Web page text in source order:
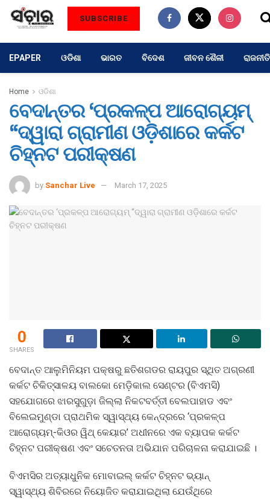
SUBSCRIBE
EPAPER ଓଡିଶା ଭାରତ ବିଦେଶ ଜୀବନ ଶୈଳୀ ରାଜନୀତି
Home ଓଡିଶା
ବେଦାନ୍ତର ‘ପ୍ରକଳ୍ପ ଆରୋଗ୍ୟମ୍
“ଦ୍ୱାରା ଗ୍ରାମୀଣ ଓଡ଼ିଶାରେ କର୍କଟ
ଚିହ୍ନଟ ପରୀକ୍ଷଣ
by Sanchar Live March 17, 2025
0
SHARES
ବେଦାନ୍ତ ଆଲୁମିନିୟମ ପକ୍ଷରୁ ଛତିଶଗଡର ରାୟପୁର ସ୍ଥିତ ଅଗ୍ରଣୀ
କର୍କଟ ଚିକିତ୍ସାଳୟ ବାଲକୋ ମେଡ଼ିକାଲ ସେଣ୍ଟର (ବିଏମସି)
ସହଯୋଗରେ ଝାରସୁଗୁଡ଼ା ଜିଲ୍ଲା ନିକଟବର୍ତ୍ତୀ ବେଲପାହାଡ ଏବଂ
ବିଲେଇମୁଣ୍ଡା ପ୍ରାଥମିକ ସ୍ୱାସ୍ଥ୍ୟ କେନ୍ଦ୍ରରେ ‘ପ୍ରକଳ୍ପ
ଆରୋଗ୍ୟମ୍-କିଓର ୱିଥ୍ କେୟାର’ ଅଧୀନରେ ଏକ ବ୍ୟାପକ କର୍କଟ
ଚିହ୍ନଟ ପରୀକ୍ଷଣ ଏବଂ ସଚେତନତା ଅଭିଯାନ ପରିଚାଳନା କରାଯାଇଛି ।
ବିଏମସିର ଅତ୍ୟାଧୁନିକ ମୋବାଇଲ୍ କର୍କଟ ଚିହ୍ନଟ ଭ୍ୟାନ୍
ସ୍ୱାସ୍ଥ୍ୟ ଶିବିରରେ ନିୟୋଜିତ କରାଯାଇଥିଲା ଯେଉଁଥିରେ